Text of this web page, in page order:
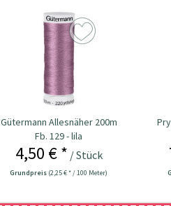
Gütermann Allesnäher 200m
Fb. 129 - lila
4,50 € * / Stück
Grundpreis (2,25 € * / 100 Meter)